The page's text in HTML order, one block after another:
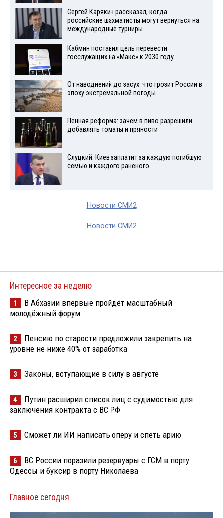
Сергей Карякин рассказал, когда
российские шахматисты могут вернуться на
международные турниры
Кабмин поставил цель перевести
госслужащих на «Макс» к 2030 году
От наводнений до засух: что грозит России в
эпоху экстремальной погоды
Пенная реформа: зачем в пиво разрешили
добавлять томаты и пряности
Слуцкий: Киев заплатит за каждую погибшую
семью и каждого раненого
Новости СМИ2
Новости СМИ2
Интересное за неделю
1
В Абхазии впервые пройдёт масштабный
молодёжный форум
2
Пенсию по старости предложили закрепить на
уровне не ниже 40% от заработка
3 Законы, вступающие в силу в августе
4
Путин расширил список лиц с судимостью для
заключения контракта с ВС РФ
5 Сможет ли ИИ написать оперу и спеть арию
6
ВС России поразили резервуары с ГСМ в порту
Одессы и буксир в порту Николаева
Главное сегодня